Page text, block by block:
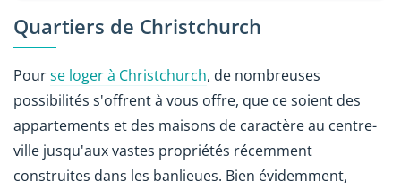
Quartiers de Christchurch
Pourse loger à Christchurch, de nombreuses
possibilités s'offrent à vous offre, que ce soient des
appartements et des maisons de caractère au centre-
ville jusqu'aux vastes propriétés récemment
construites dans les banlieues. Bien évidemment,